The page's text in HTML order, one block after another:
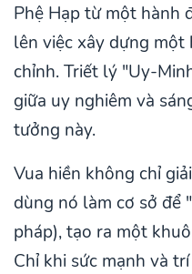
Phệ Hạp từ một hành
lên việc xây dựng
chỉnh. Triết lý "Uy-
giữa uy nghiêm và
tưởng này.
Vua hiền không chỉ
dùng nó làm cơ sở để
pháp), tạo ra một
Chỉ khi sức mạnh và